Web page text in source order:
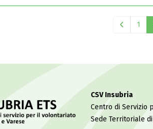
1
CSV Insubria
Centro di Servizio
Sede Territoriale di